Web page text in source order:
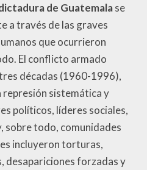
de Guatemalase
a través de las graves
que ocurrieron
El conflicto armado
décadas (1960-1996),
sistemática y
políticos, líderes sociales,
sobre todo, comunidades
incluyeron torturas,
desapariciones forzadas y